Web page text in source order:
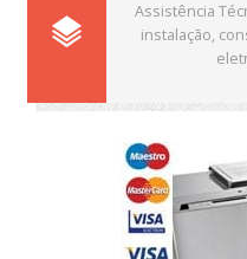
Assistência
instalação,